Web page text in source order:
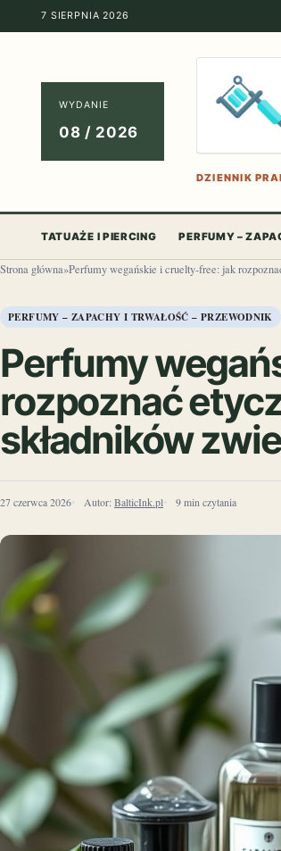
7 SIERPNIA 2026
WYDANIE
08 / 2026
DZIENNIK
TATUAŻE I PIERCING PERFUMY –
Strona główna»Perfumy wegańskie i cruelty-free: jak
PERFUMY – ZAPACHY I TRWAŁOŚĆ – PRZEWODNIK
Perfumy
rozpoznać
składników
27 czerwca 2026 Autor: BalticInk.pl 9 min czytania